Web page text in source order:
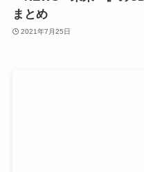
まとめ
2021年7月25日